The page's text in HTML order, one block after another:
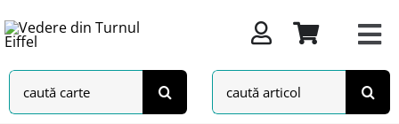
to
Search
for:
Search
for: